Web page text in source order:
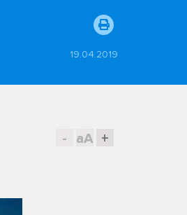
19.04.2019
- aA +